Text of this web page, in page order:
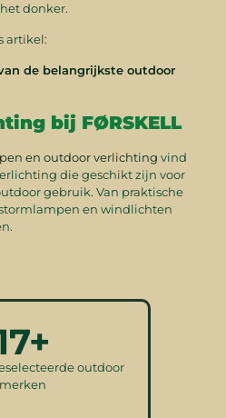
donker.
artikel:
de belangrijkste outdoor
bij FØRSKELL
en outdoor verlichting vind
die geschikt zijn voor
gebruik. Van praktische
en windlichten
outdoor
merken